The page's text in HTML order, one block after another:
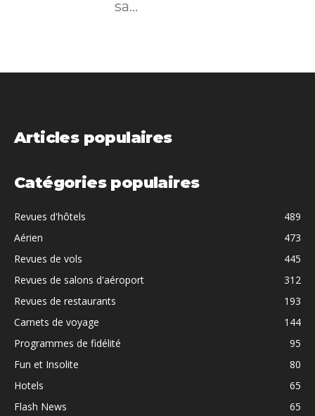
sa...
Articles populaires
Catégories populaires
Revues d'hôtels
489
Aérien
473
Revues de vols
445
Revues de salons d'aéroport
312
Revues de restaurants
193
Carnets de voyage
144
Programmes de fidélité
95
Fun et Insolite
80
Hotels
65
Flash News
65